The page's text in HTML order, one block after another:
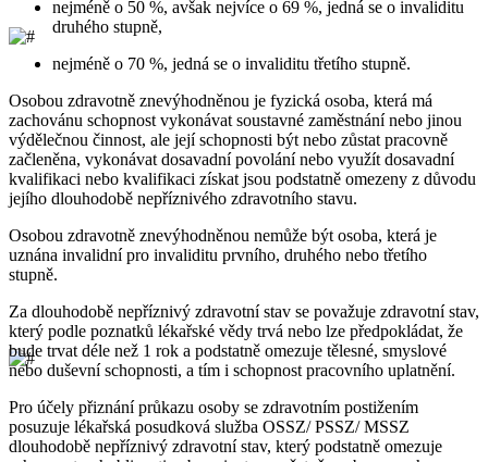
nejméně o 50 %, avšak nejvíce o 69 %, jedná se o invaliditu
druhého stupně,
nejméně o 70 %, jedná se o invaliditu třetího stupně.
Osobou zdravotně znevýhodněnou je fyzická osoba, která má
zachovánu schopnost vykonávat soustavné zaměstnání nebo jinou
výdělečnou činnost, ale její schopnosti být nebo zůstat pracovně
začleněna, vykonávat dosavadní povolání nebo využít dosavadní
kvalifikaci nebo kvalifikaci získat jsou podstatně omezeny z důvodu
jejího dlouhodobě nepříznivého zdravotního stavu.
Osobou zdravotně znevýhodněnou nemůže být osoba, která je
uznána invalidní pro invaliditu prvního, druhého nebo třetího
stupně.
Za dlouhodobě nepříznivý zdravotní stav se považuje zdravotní stav,
který podle poznatků lékařské vědy trvá nebo lze předpokládat, že
bude trvat déle než 1 rok a podstatně omezuje tělesné, smyslové
nebo duševní schopnosti, a tím i schopnost pracovního uplatnění.
Pro účely přiznání průkazu osoby se zdravotním postižením
posuzuje lékařská posudková služba OSSZ/ PSSZ/ MSSZ
dlouhodobě nepříznivý zdravotní stav, který podstatně omezuje